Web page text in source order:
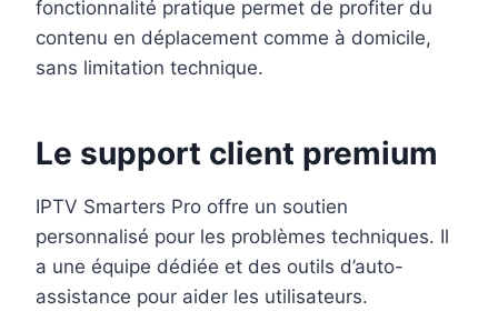
fonctionnalité pratique permet de profiter du
contenu en déplacement comme à domicile,
sans limitation technique.
Le support client premium
IPTV Smarters Pro offre un soutien
personnalisé pour les problèmes techniques. Il
a une équipe dédiée et des outils d’auto-
assistance pour aider les utilisateurs.